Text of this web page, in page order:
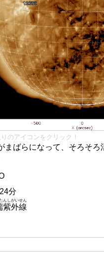
のアイコンをクリック！
まばらになって、そろそろ
分
紫外線
んしがいせん